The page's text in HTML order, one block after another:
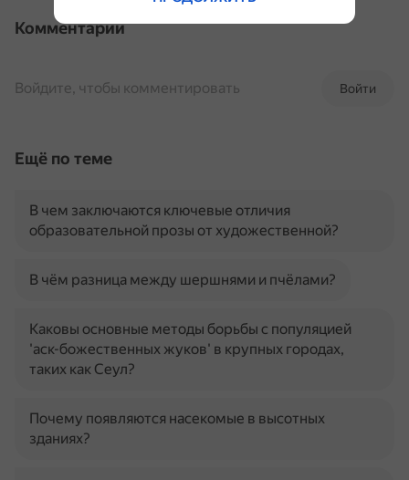
Комментарии
Войти
Войдите, чтобы комментировать
Ещё по теме
В чем заключаются ключевые отличия
образовательной прозы от художественной?
В чём разница между шершнями и пчёлами?
Каковы основные методы борьбы с популяцией
'аск-божественных жуков' в крупных городах,
таких как Сеул?
Почему появляются насекомые в высотных
зданиях?